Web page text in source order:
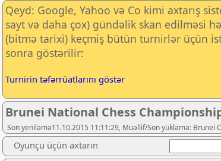
Qeyd: Google, Yahoo və Co kimi axtarış
sayt və daha çox) gündəlik skan edilməsi
(bitmə tarixi) keçmiş bütün turnirlər üçün
sonra göstərilir:
Turnirin təfərrüatlarını göstər
Brunei National Chess
Son yeniləmə11.10.2015 11:11:29, Müəllif/Son yükləmə: Brunei
Oyunçu üçün axtarın